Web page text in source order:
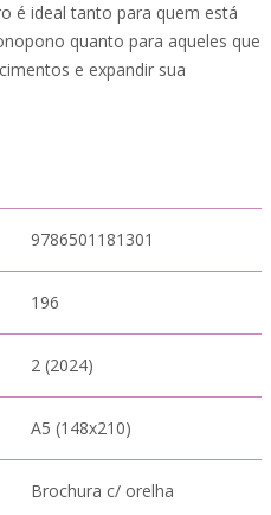
é ideal tanto para quem está
quanto para aqueles que
e expandir sua
9786501181301
196
2 (2024)
A5 (148x210)
Brochura c/ orelha